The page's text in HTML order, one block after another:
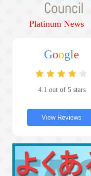
Platinum News
Google
4.1 out of 5 stars
View Reviews